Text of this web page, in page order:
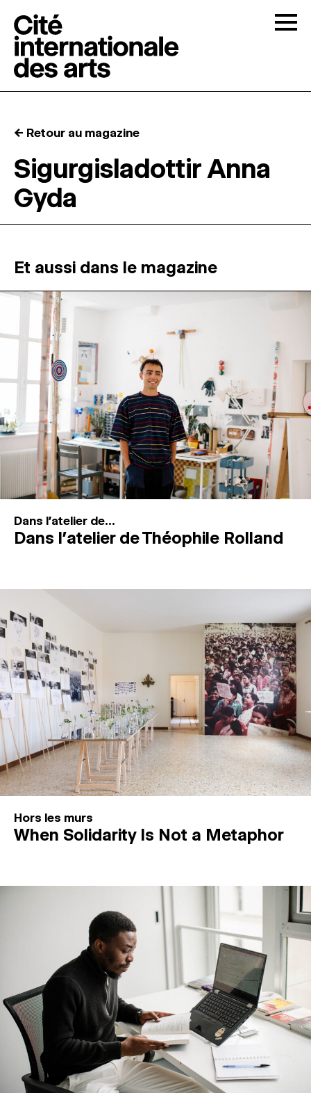
RÉSIDENCES
MAGAZINE
ESPACES DE PRATIQUE ARTISTIQUE
Recherche
Connexion
↓
← Retour au magazine
Sigurgisladottir Anna
Gyda
Et aussi dans le magazine
Dans l'atelier de...
Dans l’atelier de Théophile Rolland
Hors les murs
When Solidarity Is Not a Metaphor